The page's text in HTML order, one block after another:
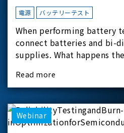
電源 バッテリーテスト
When performing battery
connect batteries and bi-
supplies. What happens
experimental equipment
applicati
Read more
Webinar